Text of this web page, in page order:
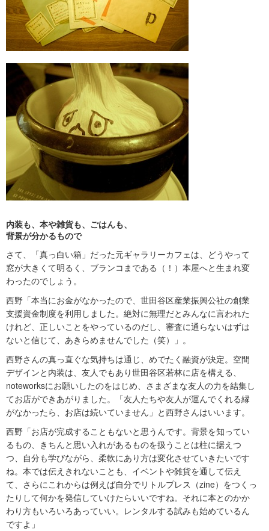
内装も、本や雑貨も、ごはんも、
背景が分かるもので
さて、「真っ白い箱」だった元ギャラリーカフェは、どうやって
窓が大きくて明るく、ブランコまである（！）本屋へと生まれ変
わったのでしょう。
西野「本当にお金がなかったので、世田谷区産業振興公社の創業
支援資金制度を利用しました。絶対に無理だとみんなに言われた
けれど、正しいことをやっているのだし、審査に通らないはずは
ないと信じて、あきらめませんでした（笑）」。
西野さんの真っ直ぐな気持ちは通じ、めでたく融資が決定。空間
デザインと内装は、友人でもあり世田谷区若林に店を構える、
noteworksにお願いしたのをはじめ、さまざまな友人の力を結集し
てお店ができあがりました。「友人たちや友人が運んでくれる縁
がなかったら、お店は続いていません」と西野さんはいいます。
西野「お店が完成することもないと思うんです。背景を知ってい
るもの、きちんと思い入れがあるものを扱うことは柱に据えつ
つ、自分も学びながら、柔軟にあり方は変化させていきたいです
ね。本では伝えきれないことも、イベントや雑貨を通して伝え
て、さらにこれからは例えば自分でリトルプレス（zine）をつくっ
たりして何かを発信していけたらいいですね。それに本とのかか
わり方もいろいろあっていい。レンタルする試みも始めているん
ですよ」